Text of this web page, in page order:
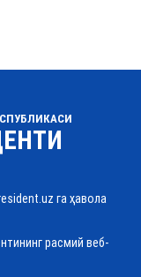
га ҳавола
расмий веб-